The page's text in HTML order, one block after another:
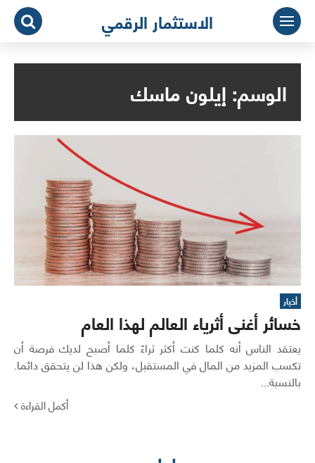
التجاوز
المحتوى
الاستثمار الرقمي
الوسم:إيلون ماسك
أخبار
خسائر أغنى أثرياء العالم لهذا العام
يعتقد الناس أنه كلما كنت أكثر ثراءً كلما أصبح لديك فرصة أن
تكسب المزيد من المال في المستقبل، ولكن هذا لن يتحقق دائما.
بالنسبة...
أكمل القراءة